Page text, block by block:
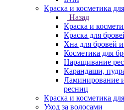
Краска и косметика
Назад
Краска и
Краска для
Хна для бровей
Косметика для
Наращивание
Карандаши,
Ламинирование
ресниц
Краска и косметика
Уход за волосами